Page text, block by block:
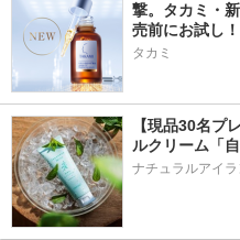
撃。タカミ・
売前にお試し！
タカミ
【現品30名プ
ルクリーム「
ナチュラルアイラ